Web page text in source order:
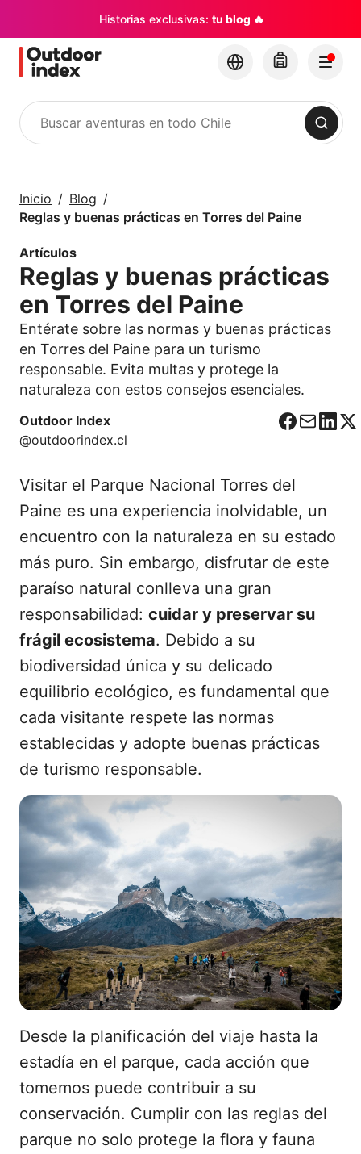
Historias exclusivas: tu blog 🔥
Buscar
Inicio
Blog
Reglas y buenas prácticas en Torres del Paine
Artículos
Reglas y buenas prácticas
en Torres del Paine
Entérate sobre las normas y buenas prácticas
en Torres del Paine para un turismo
responsable. Evita multas y protege la
naturaleza con estos consejos esenciales.
Outdoor Index
@outdoorindex.cl
F
e
b
o
k
C
e
L
I
n
X
Visitar el Parque Nacional Torres del
Paine es una experiencia inolvidable, un
encuentro con la naturaleza en su estado
más puro. Sin embargo, disfrutar de este
paraíso natural conlleva una gran
responsabilidad: cuidar y preservar su
frágil ecosistema. Debido a su
biodiversidad única y su delicado
equilibrio ecológico, es fundamental que
cada visitante respete las normas
establecidas y adopte buenas prácticas
de turismo responsable.
Desde la planificación del viaje hasta la
estadía en el parque, cada acción que
tomemos puede contribuir a su
conservación. Cumplir con las reglas del
parque no solo protege la flora y fauna
×
rincones con
Outdoor Index